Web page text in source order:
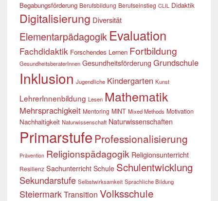
Begabungsförderung Berufsbildung Berufseinstieg CLIL Didaktik
Digitalisierung Diversität
Elementarpädagogik Evaluation
Fachdidaktik Forschendes Lernen Fortbildung
GesundheitsberaterInnen Gesundheitsförderung Grundschule
Inklusion Jugendliche Kindergarten Kunst
LehrerInnenbildung Lesen Mathematik
Mehrsprachigkeit Mentoring MINT Mixed Methods Motivation
Nachhaltigkeit Naturwissenschaft Naturwissenschaften
Primarstufe Professionalisierung
Prävention Religionspädagogik Religionsunterricht
Resilienz Sachunterricht Schule Schulentwicklung
Sekundarstufe Selbstwirksamkeit Sprachliche Bildung
SteiermarkTransition Volksschule